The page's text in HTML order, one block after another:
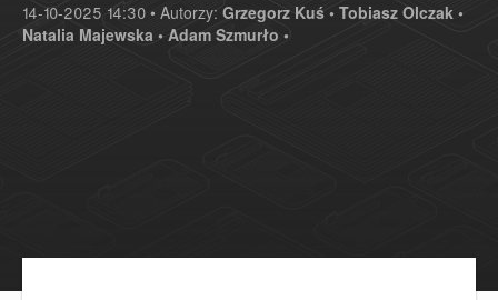
14-10-2025 14:30 • Autorzy: Grzegorz Kuś • Tobiasz Olczak •
Natalia Majewska • Adam Szmurło •